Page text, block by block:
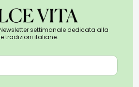
settimanale dedicata alla
tradizioni italiane.